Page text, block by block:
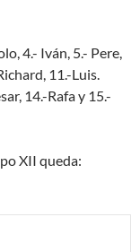
4.- Iván, 5.- Pere,
11.-Luis.
14.-Rafa y 15.-
XII queda: